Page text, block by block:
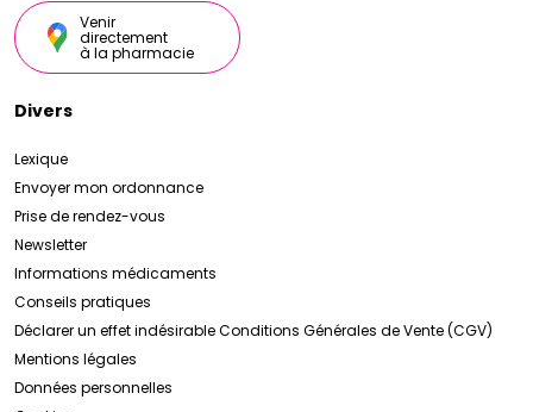
Venir
directement
à la pharmacie
Divers
Lexique
Envoyer mon ordonnance
Prise de rendez-vous
Newsletter
Informations médicaments
Conseils pratiques
Déclarer un effet indésirableConditions Générales de Vente (CGV)
Mentions légales
Données personnelles